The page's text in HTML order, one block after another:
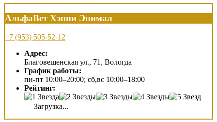
АльфаВет Хэппи Энимал
+7 (953) 505-52-12
Адрес:
Благовещенская ул., 71, Вологда
График работы:
пн-пт 10:00–20:00; сб,вс 10:00–18:00
Рейтинг:
Загрузка...